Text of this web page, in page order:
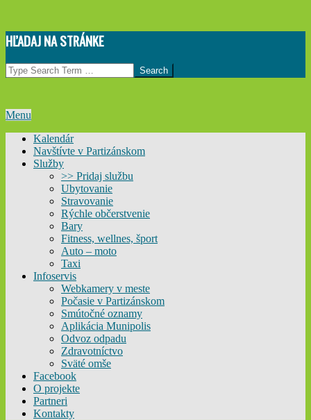
Skip
to
content
HĽADAJ NA STRÁNKE
Search
Primary
Menu
Menu
Kalendár
Navštívte v Partizánskom
Služby
>> Pridaj službu
Ubytovanie
Stravovanie
Rýchle občerstvenie
Bary
Fitness, wellnes, šport
Auto – moto
Taxi
Infoservis
Webkamery v meste
Počasie v Partizánskom
Smútočné oznamy
Aplikácia Munipolis
Odvoz odpadu
Zdravotníctvo
Sväté omše
Facebook
O projekte
Partneri
Kontakty